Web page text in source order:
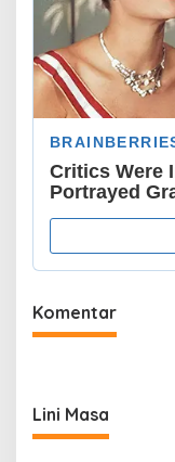
Komentar
Lini Masa